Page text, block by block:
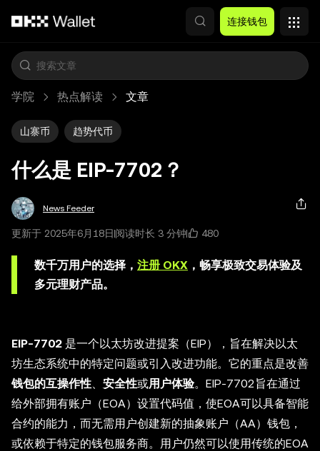
连接钱包
学院 热点解读 文章
山寨币 趋势代币
什么是 EIP-7702？
News Feeder
更新于 2025年6月18日 阅读时长 3 分钟 480
数千万用户的选择， 注册 OKX ，畅享极致交易体验及
多元理财产品。
EIP-7702 是一个以太坊改进提案（EIP），旨在解决以太
坊生态系统中的特定问题或引入改进功能。它的重点是改善
钱包的互操作性、 安全性或用户体验。EIP-7702旨在通过
给外部拥有账户（EOA）设置代码值，使EOA可以具备智能
合约的能力，而无需用户创建新的抽象账户（AA）钱包，
或依赖于特定的钱包服务商。用户仍然可以使用传统的EOA